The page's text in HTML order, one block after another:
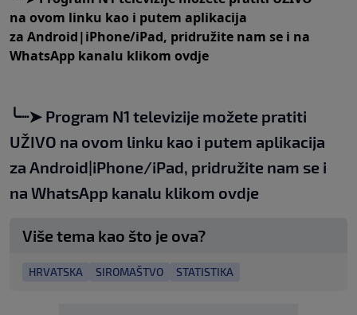
na ovom linku kao i putem aplikacija
za Android|iPhone/iPad, pridružite nam se i na
WhatsApp kanalu klikom ovdje
╰┈➤ Program N1 televizije možete pratiti
UŽIVO na ovom linku kao i putem aplikacija
za Android|iPhone/iPad, pridružite nam se i
na WhatsApp kanalu klikom ovdje
Više tema kao što je ova?
HRVATSKA SIROMAŠTVO STATISTIKA